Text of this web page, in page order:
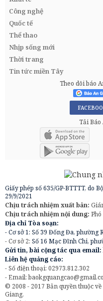
Công nghệ
Quốc tế
Thể thao
Nhịp sống mới
Thời trang
Tin tức miền Tây
Theo dõi báo
Tải Báo
Giấy phép số 635/GP-BTTTT, do
29/9/2021
Chịu trách nhiệm xuất bản:
Chịu trách nhiệm nội dung:
Địa chỉ Tòa soạn:
- Cơ sở 1: Số 39 Đống Đa, phường
- Cơ sở 2: Số 16 Mạc Đĩnh Chi,
Gửi tin, bài cộng tác qua email:
Liên hệ quảng cáo:
- Số điện thoại: 02973.812.302
- Email:
© 2008 - 2017 Bản quyền thuộc
Giang.